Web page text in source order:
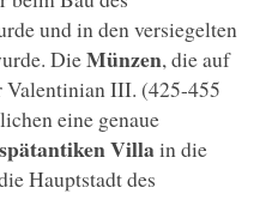
und in den versiegelten
DieMünzen, die auf
Valentinian III. (425-455
eine genaue
Villain die
Hauptstadt des